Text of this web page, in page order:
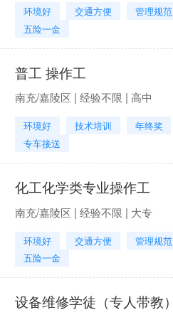
环境好 交通方便 管理规范
五险一金
普工 操作工
南充/嘉陵区 | 经验不限 | 高中
环境好 技术培训 年终奖
专车接送
化工化学类专业操作工
南充/嘉陵区 | 经验不限 | 大专
环境好 交通方便 管理规范
五险一金
设备维修学徒（专人带教）